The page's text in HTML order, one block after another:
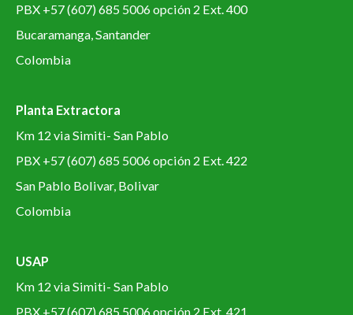
PBX +57 (607) 685 5006 opción 2 Ext. 400
Bucaramanga, Santander
Colombia
Planta Extractora
Km 12 via Simiti- San Pablo
PBX +57 (607) 685 5006 opción 2 Ext. 422
San Pablo Bolivar, Bolivar
Colombia
USAP
Km 12 via Simiti- San Pablo
PBX +57 (607) 685 5006 opción 2 Ext. 421